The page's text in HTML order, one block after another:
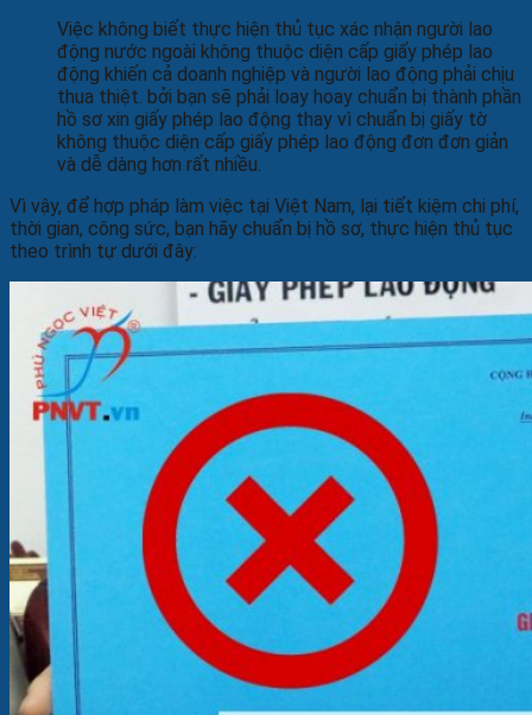
Việc không biết thực hiện thủ tục xác nhận người lao
động nước ngoài không thuộc diện cấp giấy phép lao
động khiến cả doanh nghiệp và người lao động phải chịu
thua thiệt. bởi bạn sẽ phải loay hoay chuẩn bị thành phần
hồ sơ xin giấy phép lao động thay vì chuẩn bị giấy tờ
không thuộc diện cấp giấy phép lao động đơn đơn giản
và dễ dàng hơn rất nhiều.
Vì vậy, để hợp pháp làm việc tại Việt Nam, lại tiết kiệm chi phí,
thời gian, công sức, bạn hãy chuẩn bị hồ sơ, thực hiện thủ tục
theo trình tự dưới đây: